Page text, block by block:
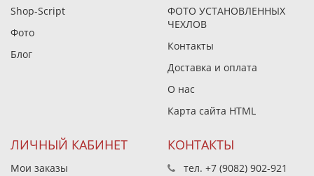
Shop-Script
Фото
Блог
ФОТО УСТАНОВЛЕННЫХ
ЧЕХЛОВ
Контакты
Доставка и оплата
О нас
Карта сайта HTML
ЛИЧНЫЙ КАБИНЕТ
Мои заказы
КОНТАКТЫ
тел. +7 (9082) 902-921